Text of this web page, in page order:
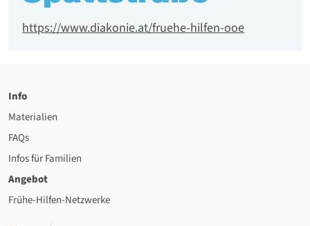
Website
https://www.diakonie.at/fruehe-hilfen-ooe
Info
Materialien
FAQs
Infos für Familien
Angebot
Frühe-Hilfen-Netzwerke